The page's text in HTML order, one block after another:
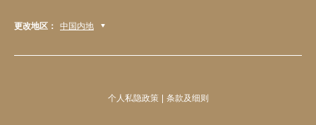
更改地区： 中国内地
个人私隐政策 条款及细则